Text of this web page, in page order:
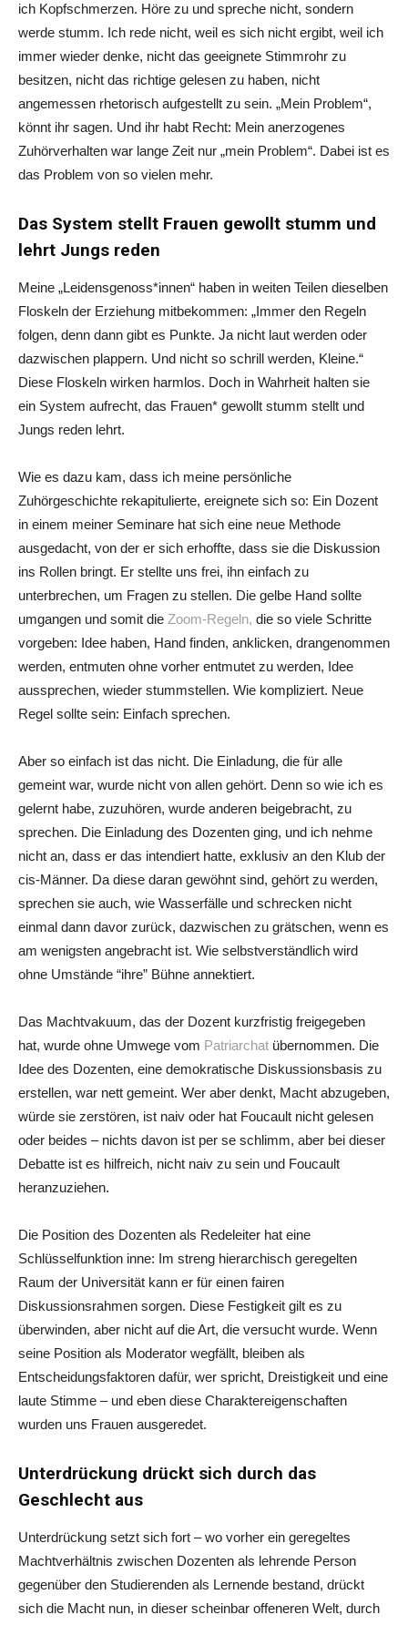
ich Kopfschmerzen. Höre zu und spreche nicht, sondern
werde stumm. Ich rede nicht, weil es sich nicht ergibt, weil ich
immer wieder denke, nicht das geeignete Stimmrohr zu
besitzen, nicht das richtige gelesen zu haben, nicht
angemessen rhetorisch aufgestellt zu sein. „Mein Problem“,
könnt ihr sagen. Und ihr habt Recht: Mein anerzogenes
Zuhörverhalten war lange Zeit nur „mein Problem“. Dabei ist es
das Problem von so vielen mehr.
Das System stellt Frauen gewollt stumm und
lehrt Jungs reden
Meine „Leidensgenoss*innen“ haben in weiten Teilen dieselben
Floskeln der Erziehung mitbekommen: „Immer den Regeln
folgen, denn dann gibt es Punkte. Ja nicht laut werden oder
dazwischen plappern. Und nicht so schrill werden, Kleine.“
Diese Floskeln wirken harmlos. Doch in Wahrheit halten sie
ein System aufrecht, das Frauen* gewollt stumm stellt und
Jungs reden lehrt.
Wie es dazu kam, dass ich meine persönliche
Zuhörgeschichte rekapitulierte, ereignete sich so: Ein Dozent
in einem meiner Seminare hat sich eine neue Methode
ausgedacht, von der er sich erhoffte, dass sie die Diskussion
ins Rollen bringt. Er stellte uns frei, ihn einfach zu
unterbrechen, um Fragen zu stellen. Die gelbe Hand sollte
umgangen und somit die Zoom-Regeln, die so viele Schritte
vorgeben: Idee haben, Hand finden, anklicken, drangenommen
werden, entmuten ohne vorher entmutet zu werden, Idee
aussprechen, wieder stummstellen. Wie kompliziert. Neue
Regel sollte sein: Einfach sprechen.
Aber so einfach ist das nicht. Die Einladung, die für alle
gemeint war, wurde nicht von allen gehört. Denn so wie ich es
gelernt habe, zuzuhören, wurde anderen beigebracht, zu
sprechen. Die Einladung des Dozenten ging, und ich nehme
nicht an, dass er das intendiert hatte, exklusiv an den Klub der
cis-Männer. Da diese daran gewöhnt sind, gehört zu werden,
sprechen sie auch, wie Wasserfälle und schrecken nicht
einmal dann davor zurück, dazwischen zu grätschen, wenn es
am wenigsten angebracht ist. Wie selbstverständlich wird
ohne Umstände “ihre” Bühne annektiert.
Das Machtvakuum, das der Dozent kurzfristig freigegeben
hat, wurde ohne Umwege vom Patriarchat übernommen. Die
Idee des Dozenten, eine demokratische Diskussionsbasis zu
erstellen, war nett gemeint. Wer aber denkt, Macht abzugeben,
würde sie zerstören, ist naiv oder hat Foucault nicht gelesen
oder beides – nichts davon ist per se schlimm, aber bei dieser
Debatte ist es hilfreich, nicht naiv zu sein und Foucault
heranzuziehen.
Die Position des Dozenten als Redeleiter hat eine
Schlüsselfunktion inne: Im streng hierarchisch geregelten
Raum der Universität kann er für einen fairen
Diskussionsrahmen sorgen. Diese Festigkeit gilt es zu
überwinden, aber nicht auf die Art, die versucht wurde. Wenn
seine Position als Moderator wegfällt, bleiben als
Entscheidungsfaktoren dafür, wer spricht, Dreistigkeit und eine
laute Stimme – und eben diese Charaktereigenschaften
wurden uns Frauen ausgeredet.
Unterdrückung drückt sich durch das
Geschlecht aus
Unterdrückung setzt sich fort – wo vorher ein geregeltes
Machtverhältnis zwischen Dozenten als lehrende Person
gegenüber den Studierenden als Lernende bestand, drückt
sich die Macht nun, in dieser scheinbar offeneren Welt, durch